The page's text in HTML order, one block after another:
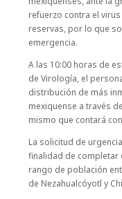
refuerzo contra el
reservas, por lo que
emergencia.
A las 10:00 horas de
de Virología, el
distribución de más
mexiquense a través
mismo que contará
La solicitud de
finalidad de completar
rango de población
de Nezahualcóyotl y